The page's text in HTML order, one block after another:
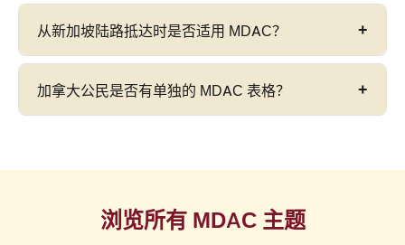
抵达时没有有效的 MDAC 二维码可能会导致在移民
民局自2024 年 1 月 1 日起强制执行 MDAC。始终
在旅行前提交。
从新加坡陆路抵达时是否适用 MDAC？
是的。所有马来西亚入境点都需要 MDAC——包括
豁免，请参阅我们的MDAC 豁免指南。
加拿大公民是否有单独的 MDAC 表格？
上，所有国籍的人都使用一个通用的 MDAC 表格。
表格——您将在注册过程中选择“加拿大”作为您的国
籍。不存在专门的加拿大版本。
浏览所有 MDAC 主题